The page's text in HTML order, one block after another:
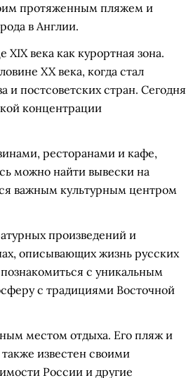
протяженным пляжем и
в Англии.
века как курортная зона.
XX века, когда стал
и постсоветских стран. Сегодня
концентрации
ресторанами и кафе,
можно найти вывески на
важным культурным центром
произведений и
описывающих жизнь русских
с уникальным
с традициями Восточной
местом отдыха. Его пляж и
известен своими
России и другие